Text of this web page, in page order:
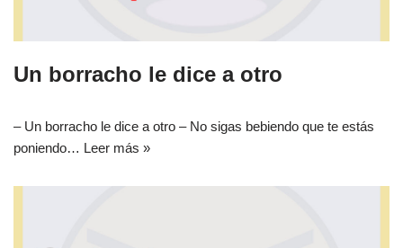
Un borracho le dice a otro
– Un borracho le dice a otro – No sigas bebiendo que te estás
poniendo… Leer más »